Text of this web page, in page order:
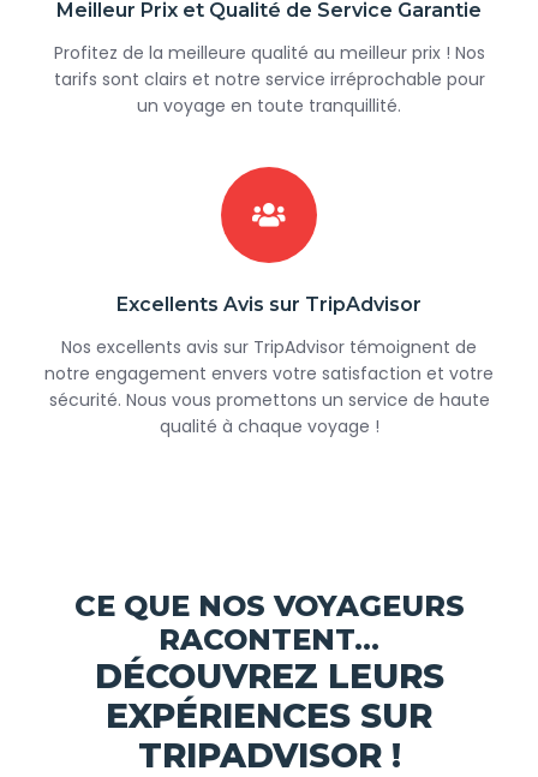
Meilleur Prix et Qualité de Service Garantie
Profitez de la meilleure qualité au meilleur prix ! Nos
tarifs sont clairs et notre service irréprochable pour
un voyage en toute tranquillité.
Excellents Avis sur TripAdvisor
Nos excellents avis sur TripAdvisor témoignent de
notre engagement envers votre satisfaction et votre
sécurité. Nous vous promettons un service de haute
qualité à chaque voyage !
CE QUE NOS VOYAGEURS
RACONTENT...
DÉCOUVREZ LEURS
EXPÉRIENCES SUR
TRIPADVISOR !